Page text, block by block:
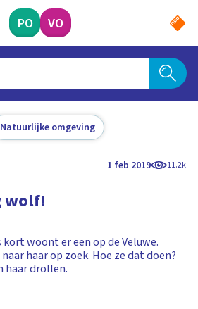
PO VO
Natuurlijke omgeving
1 feb 2019 11.2k
wolf!
woont er een op de Veluwe.
haar op zoek. Hoe ze dat doen?
haar drollen.